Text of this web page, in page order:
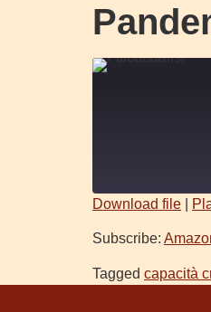
Amazon
RSS FEED
SHARE
LINK
Download file
Subscribe:
Tagged capacità